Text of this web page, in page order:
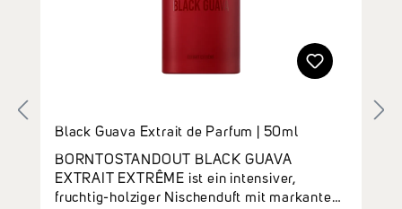
Black Guava Extrait de Parfum | 50ml
BORNTOSTANDOUT BLACK GUAVA
EXTRAIT EXTRÊME ist ein intensiver,
fruchtig-holziger Nischenduft mit markantem